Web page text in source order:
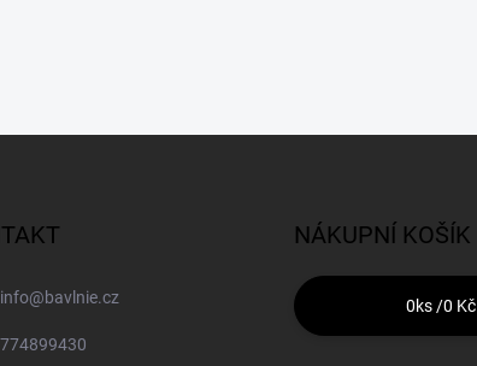
info@bavlnie.cz
774899430
NÁKUPNÍ KOŠÍK
0ks /0 Kč